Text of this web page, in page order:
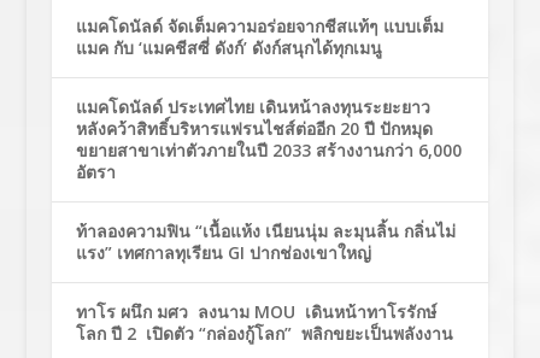
แมคโดนัลด์ จัดเต็มความอร่อยจากชีสแท้ๆ แบบเต็ม
แมค กับ ‘แมคชีสซี่ ดังก์’ ดังก์สนุกได้ทุกเมนู
แมคโดนัลด์ ประเทศไทย เดินหน้าลงทุนระยะยาว
หลังคว้าสิทธิ์บริหารแฟรนไชส์ต่ออีก 20 ปี ปักหมุด
ขยายสาขาเท่าตัวภายในปี 2033 สร้างงานกว่า 6,000
อัตรา
ท้าลองความฟิน “เนื้อแห้ง เนียนนุ่ม ละมุนลิ้น กลิ่นไม่
แรง” เทศกาลทุเรียน GI ปากช่องเขาใหญ่
ทาโร ผนึก มศว ลงนาม MOU เดินหน้าทาโรรักษ์
โลก ปี 2 เปิดตัว “กล่องกู้โลก” พลิกขยะเป็นพลังงาน